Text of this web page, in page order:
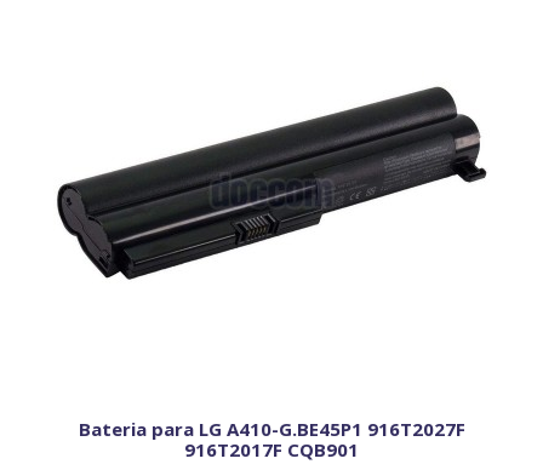
Bateria para LG A410-G.BE45P1 916T2027F
916T2017F CQB901